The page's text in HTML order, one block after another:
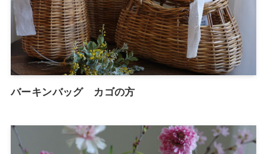
バーキンバッグ カゴの方